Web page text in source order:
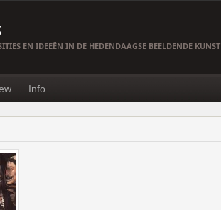
EN IDEEËN IN DE HEDENDAAGSE BEELDENDE KUNST
Info